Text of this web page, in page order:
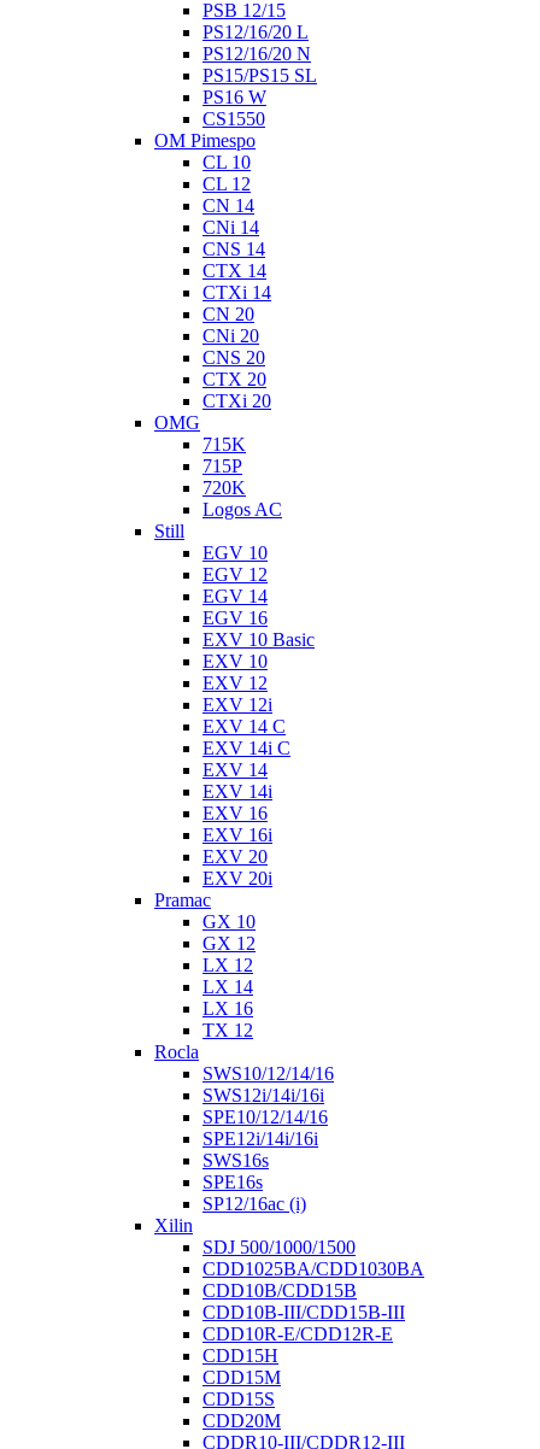
PSB 12/15
PS12/16/20 L
PS12/16/20 N
PS15/PS15 SL
PS16 W
CS1550
OM Pimespo
CL 10
CL 12
CN 14
CNi 14
CNS 14
CTX 14
CTXi 14
CN 20
CNi 20
CNS 20
CTX 20
CTXi 20
OMG
715K
715P
720K
Logos AC
Still
EGV 10
EGV 12
EGV 14
EGV 16
EXV 10 Basic
EXV 10
EXV 12
EXV 12i
EXV 14 C
EXV 14i C
EXV 14
EXV 14i
EXV 16
EXV 16i
EXV 20
EXV 20i
Pramac
GX 10
GX 12
LX 12
LX 14
LX 16
TX 12
Rocla
SWS10/12/14/16
SWS12i/14i/16i
SPE10/12/14/16
SPE12i/14i/16i
SWS16s
SPE16s
SP12/16ac (i)
Xilin
SDJ 500/1000/1500
CDD1025BA/CDD1030BA
CDD10B/CDD15B
CDD10B-III/CDD15B-III
CDD10R-E/CDD12R-E
CDD15H
CDD15M
CDD15S
CDD20M
CDDR10-III/CDDR12-III